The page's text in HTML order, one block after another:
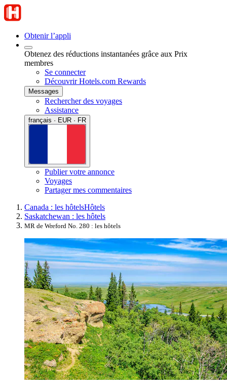
Obtenir l’appli
Obtenez des réductions instantanées grâce aux Prix
membres
Se connecter
Découvrir Hotels.com Rewards
Messages
Rechercher des voyages
Assistance
français · EUR · FR
Publier votre annonce
Voyages
Partager mes commentaires
Canada : les hôtelsHôtels
Saskatchewan : les hôtels
MR de Wreford No. 280 : les hôtels